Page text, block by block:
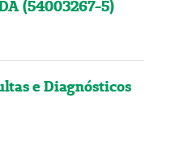
(54003267-5)
e Diagnósticos